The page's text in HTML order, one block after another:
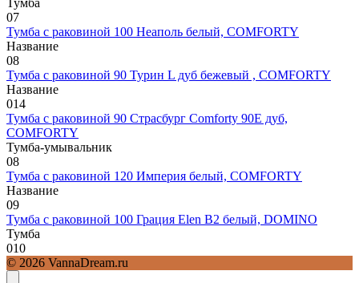
07
Тумба с раковиной 100 Неаполь белый, COMFORTY
Название
08
Тумба с раковиной 90 Турин L дуб бежевый , COMFORTY
Название
014
Тумба с раковиной 90 Страсбург Comforty 90E дуб,
COMFORTY
Тумба-умывальник
08
Тумба с раковиной 120 Империя белый, COMFORTY
Название
09
Тумба с раковиной 100 Грация Elen В2 белый, DOMINO
Тумба
010
© 2026 VannaDream.ru